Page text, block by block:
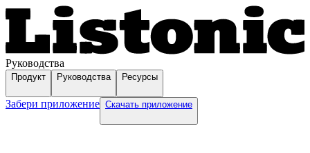
Руководства
Продукт Руководства Ресурсы
Забери приложение Скачать приложение